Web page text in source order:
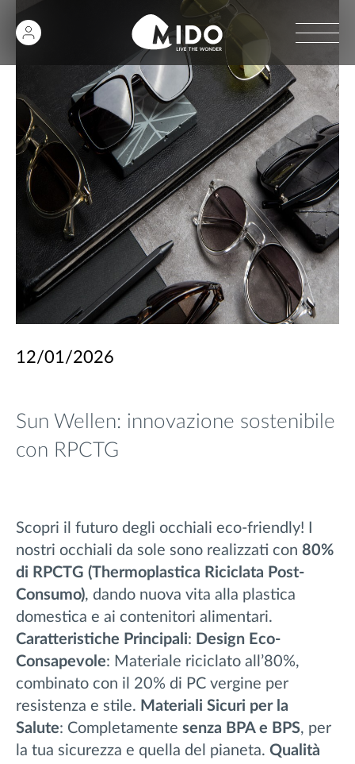
12/01/2026
Sun Wellen: innovazione sostenibile
con RPCTG
Scopri il futuro degli occhiali eco-friendly! I
nostri occhiali da sole sono realizzati con 80%
di RPCTG (Thermoplastica Riciclata Post-
Consumo), dando nuova vita alla plastica
domestica e ai contenitori alimentari.
Caratteristiche Principali: Design Eco-
Consapevole: Materiale riciclato all’80%,
combinato con il 20% di PC vergine per
resistenza e stile. Materiali Sicuri per la
Salute: Completamente senza BPA e BPS, per
la tua sicurezza e quella del pianeta. Qualità